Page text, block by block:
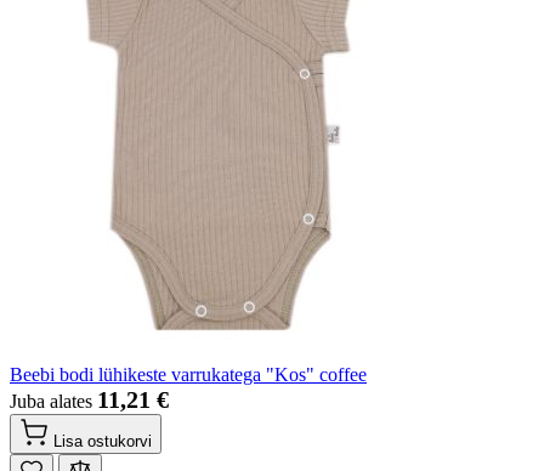
Beebi bodi lühikeste varrukatega "Kos" coffee
Juba alates 11,21 €
Lisa ostukorvi